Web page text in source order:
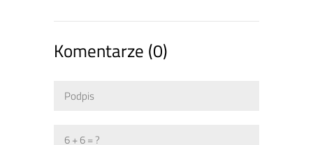
Komentarze (0)